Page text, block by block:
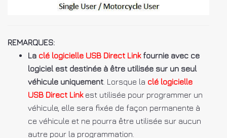
REMARQUES:
La clé logicielle USB Direct Link fournie avec ce
logiciel est destinée à être utilisée sur un seul
véhicule uniquement . Lorsque la clé logicielle
USB Direct Linkest utilisée pour programmer un
véhicule, elle sera fixée de façon permanente à
ce véhicule et ne pourra être utilisée sur aucun
autre pour la programmation.